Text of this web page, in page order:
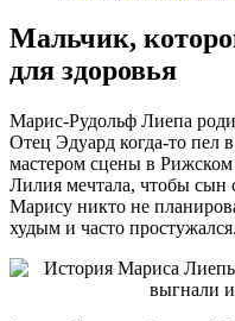
Мальчик,
для здоровья
Марис-Рудольф Лиепа
Отец Эдуард когда-то пел
мастером сцены в Рижском
Лилия мечтала, чтобы сын
Марису никто не
худым и часто простужался.